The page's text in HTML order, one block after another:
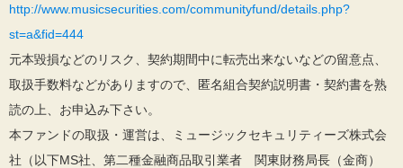
http://www.musicsecurities.com/communityfund/details.php?
st=a&fid=444
元本毀損などのリスク、契約期間中に転売出来ないなどの留意点、
取扱手数料などがありますので、匿名組合契約説明書・契約書を熟
読の上、お申込み下さい。
本ファンドの取扱・運営は、ミュージックセキュリティーズ株式会
社（以下MS社、第二種金融商品取引業者 関東財務局長（金商）